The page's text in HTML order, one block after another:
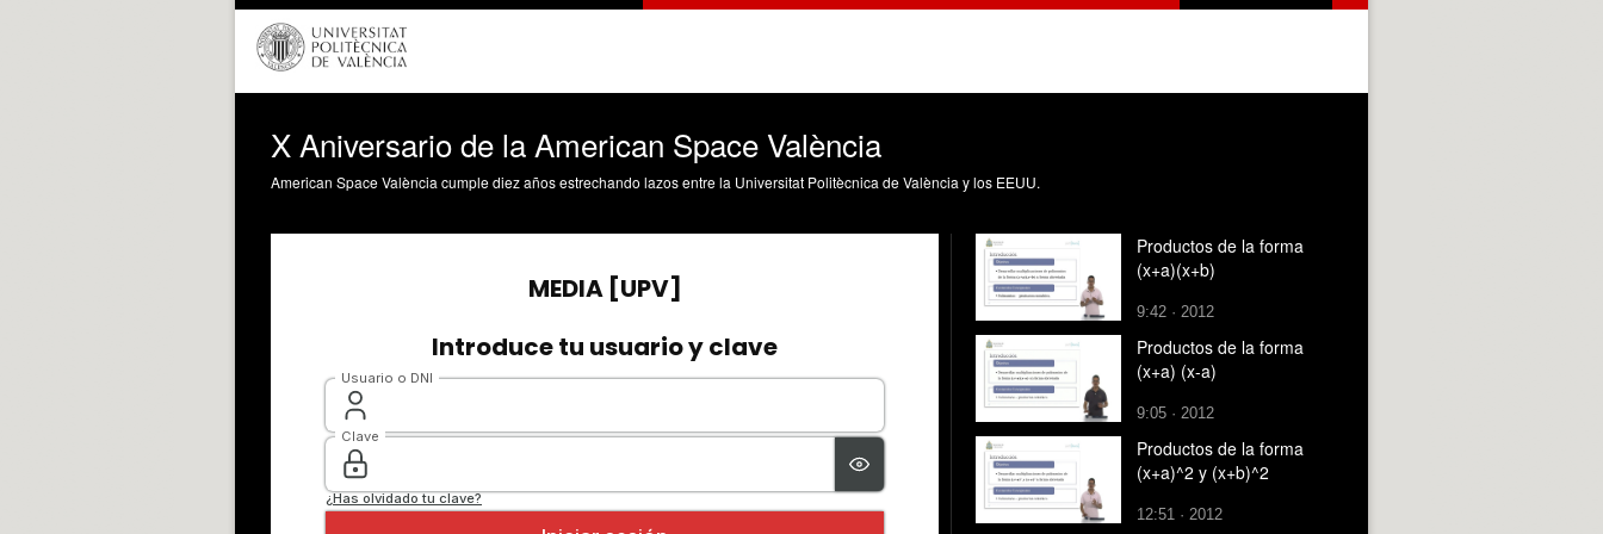
X Aniversario de la American Space València
American Space València cumple diez años estrechando lazos entre la Universitat Politècnica de València y los EEUU.
Productos de la forma
(x+a)(x+b)
9:42 · 2012
Productos de la forma
(x+a) (x-a)
9:05 · 2012
Productos de la forma
(x+a)^2 y (x+b)^2
12:51 · 2012